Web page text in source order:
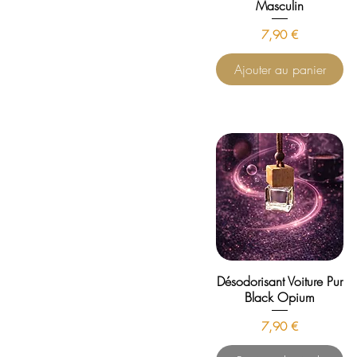
Masculin
Prix
7,90 €
Ajouter au panier
Désodorisant Voiture Pur
Black Opium
Prix
7,90 €